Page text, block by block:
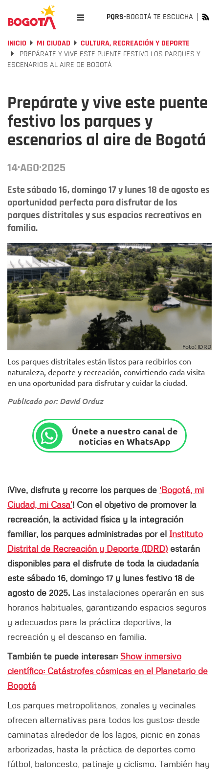
PQRS-BOGOTÁ TE ESCUCHA
INICIO MI CIUDAD
CULTURA, RECREACIÓN Y DEPORTE
PREPÁRATE Y VIVE ESTE PUENTE FESTIVO LOS PARQUES Y
ESCENARIOS AL AIRE DE BOGOTÁ
Prepárate y vive este puente
festivo los parques y
escenarios al aire de Bogotá
14·AGO·2025
Este sábado 16, domingo 17 y lunes 18 de agosto es
oportunidad perfecta para disfrutar de los
parques distritales y sus espacios recreativos en
familia.
Foto: IDRD
Los parques distritales están listos para recibirlos con
naturaleza, deporte y recreación, convirtiendo cada visita
en una oportunidad para disfrutar y cuidar la ciudad.
Publicado por: David Orduz
Únete a nuestro canal de
noticias en WhatsApp
¡Vive, disfruta y recorre los parques de ‘Bogotá, mi
Ciudad, mi Casa’! Con el objetivo de promover la
recreación, la actividad física y la integración
familiar, los parques administradas por el Instituto
Distrital de Recreación y Deporte (IDRD) estarán
disponibles para el disfrute de toda la ciudadanía
este sábado 16, domingo 17 y lunes festivo 18 de
agosto de 2025. Las instalaciones operarán en sus
horarios habituales, garantizando espacios seguros
y adecuados para la práctica deportiva, la
recreación y el descanso en familia.
También te puede interesar: Show inmersivo
científico: Catástrofes cósmicas en el Planetario de
Bogotá
Los parques metropolitanos, zonales y vecinales
ofrecen alternativas para todos los gustos: desde
caminatas alrededor de los lagos, picnic en zonas
arborizadas, hasta la práctica de deportes como
fútbol, baloncesto, patinaje y ciclismo. También hay